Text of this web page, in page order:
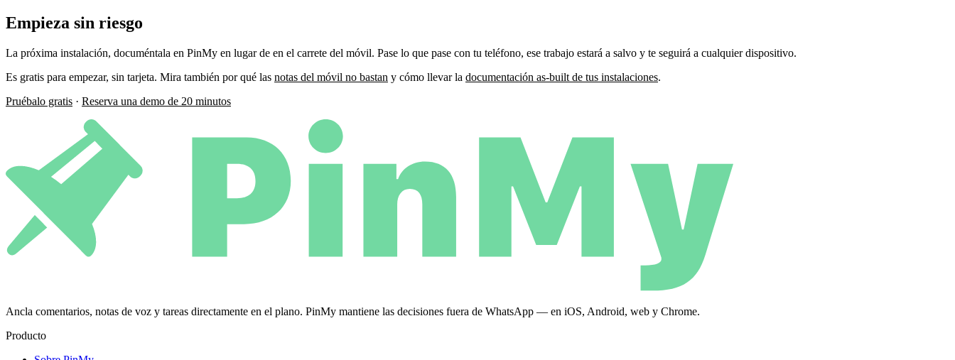
Empieza sin riesgo
La próxima instalación, documéntala en PinMy en lugar de en el carrete del móvil. Pase lo que pase con tu teléfono, ese trabajo estará a salvo y te seguirá a cualquier dispositivo.
Es gratis para empezar, sin tarjeta. Mira también por qué las notas del móvil no bastan y cómo llevar la documentación as-built de tus instalaciones.
Pruébalo gratis · Reserva una demo de 20 minutos
Ancla comentarios, notas de voz y tareas directamente en el plano. PinMy mantiene las decisiones fuera de WhatsApp — en iOS, Android, web y Chrome.
Producto